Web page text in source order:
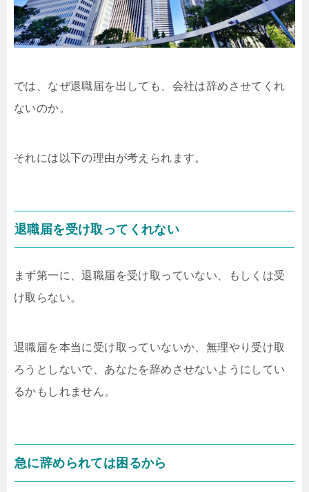
では、なぜ退職届を出しても、会社は辞めさせてくれ
ないのか。
それには以下の理由が考えられます。
退職届を受け取ってくれない
まず第一に、退職届を受け取っていない、もしくは受
け取らない。
退職届を本当に受け取っていないか、無理やり受け取
ろうとしないで、あなたを辞めさせないようにしてい
るかもしれません。
急に辞められては困るから